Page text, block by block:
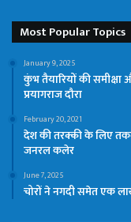
Most Popular Topics
January 9, 2025
कुंभ तैयारियों की समीक्षा
प्रयागराज दौरा
February 20, 2021
देश की तरक्की के लिए
जनरल कलेर
June 7, 2025
चोरों ने नगदी समेत एक